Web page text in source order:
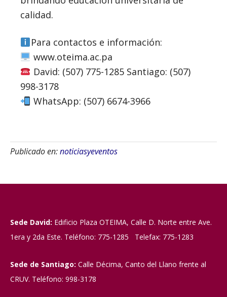
calidad.
Para contactos e información: ⠀
www.oteima.ac.pa
David: (507) 775-1285 Santiago: (507)
998-3178⠀
WhatsApp: (507) 6674-3966
Publicado en:noticiasyeventos
Sede David: Edificio Plaza OTEIMA, Calle D. Norte entre Ave.
1era y 2da Este. Teléfono: 775-1285 Telefax: 775-1283
Sede de Santiago: Calle Décima, Canto del Llano frente al
CRUV. Teléfono: 998-3178